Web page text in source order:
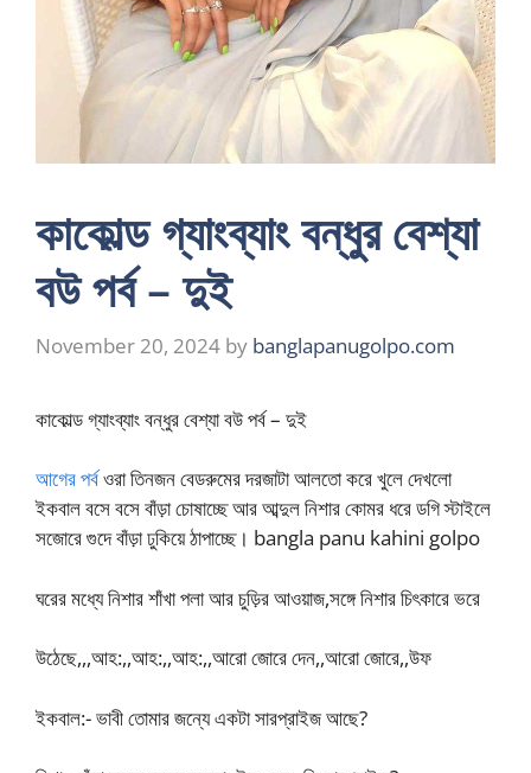
কাকোল্ড গ্যাংব্যাং বন্ধুর বেশ্যা
বউ পর্ব – দুই
November 20, 2024 by banglapanugolpo.com
কাকোল্ড গ্যাংব্যাং বন্ধুর বেশ্যা বউ পর্ব – দুই
আগের পর্বওরা তিনজন বেডরুমের দরজাটা আলতো করে খুলে দেখলো
ইকবাল বসে বসে বাঁড়া চোষাচ্ছে আর আব্দুল নিশার কোমর ধরে ডগি স্টাইলে
সজোরে গুদে বাঁড়া ঢুকিয়ে ঠাপাচ্ছে। bangla panu kahini golpo
ঘরের মধ্যে নিশার শাঁখা পলা আর চুড়ির আওয়াজ,সঙ্গে নিশার চিৎকারে ভরে
উঠেছে,,,আহ:,,আহ:,,আহ:,,আরো জোরে দেন,,আরো জোরে,,উফ
ইকবাল:- ভাবী তোমার জন্যে একটা সারপ্রাইজ আছে?